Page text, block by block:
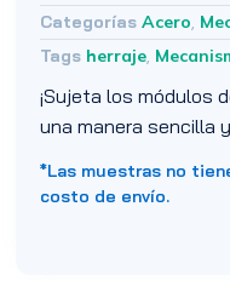
Categorías Acero,
Tags herraje,
¡Sujeta los módulos
una manera sencilla
*Las muestras no
costo de envío.